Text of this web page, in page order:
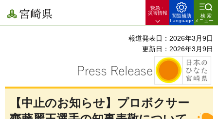
宮崎県
緊急・
災害情報
閲覧補助
Language
検索
メニュー
報道発表日：2026年3月9日
更新日：2026年3月9日
【中止のお知らせ】プロボクサー